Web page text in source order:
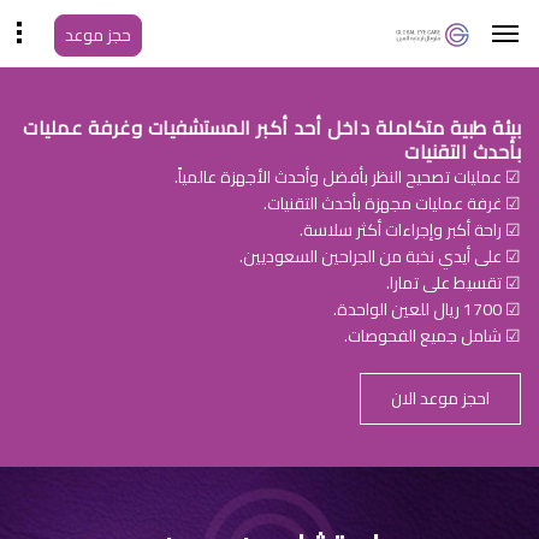
حجز موعد
بيئة طبية متكاملة داخل أحد أكبر المستشفيات وغرفة عمليات
بأحدث التقنيات
☑ عمليات تصحيح النظر بأفضل وأحدث الأجهزة عالمياً.
☑ غرفة عمليات مجهزة بأحدث التقنيات.
☑ راحة أكبر وإجراءات أكثر سلاسة.
☑ على أيدي نخبة من الجراحين السعوديين.
☑ تقسيط على تمارا.
☑ 1700 ريال للعين الواحدة.
☑ شامل جميع الفحوصات.
احجز موعد الان